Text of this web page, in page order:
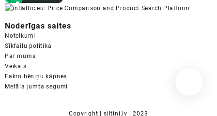
Noderīgas saites
Noteikumi
Sīkfailu politika
Par mums
Veikals
Fakro bēniņu kāpnes
Metāla jumta segumi
Copyright | siltini.lv | 2023